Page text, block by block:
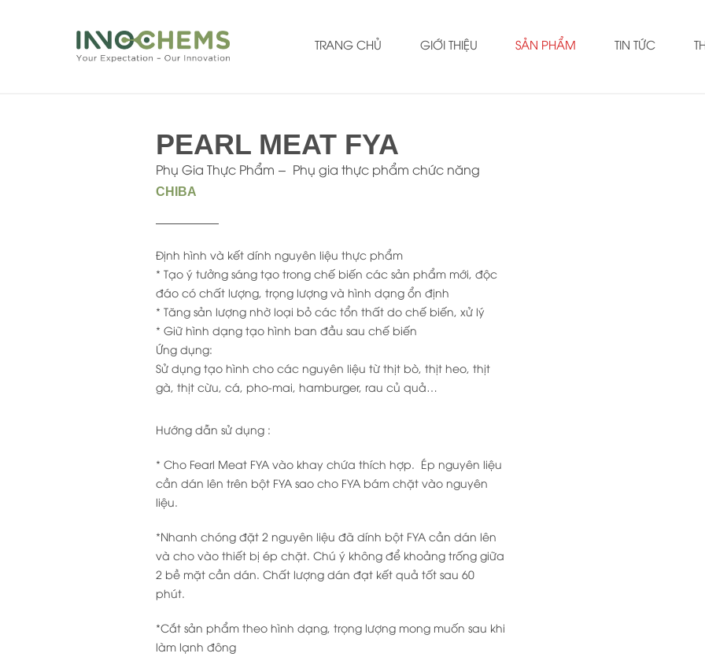
TRANG CHỦ GIỚI THIỆU SẢN PHẨM TIN TỨC
PEARL MEAT FYA
Phụ Gia Thực Phẩm Phụ gia thực phẩm chức năng
CHIBA
Định hình và kết dính nguyên liệu thực phẩm
* Tạo ý tưởng sáng tạo trong chế biến các sản phẩm mới, độc
đáo có chất lượng, trọng lượng và hình dạng ổn định
* Tăng sản lượng nhờ loại bỏ các tổn thất do chế biến, xử lý
* Giữ hình dạng tạo hình ban đầu sau chế biến
Ứng dụng:
Sử dụng tạo hình cho các nguyên liệu từ thịt bò, thịt heo, thịt
gà, thịt cừu, cá, pho-mai, hamburger, rau củ quả…
Hướng dẫn sử dụng :
* Cho Fearl Meat FYA vào khay chứa thích hợp. Ép nguyên liệu
cần dán lên trên bột FYA sao cho FYA bám chặt vào nguyên
liệu.
*Nhanh chóng đặt 2 nguyên liệu đã dính bột FYA cần dán lên
và cho vào thiết bị ép chặt. Chú ý không để khoảng trống giữa
2 bề mặt cần dán. Chất lượng dán đạt kết quả tốt sau 60
phút.
*Cắt sản phẩm theo hình dạng, trọng lượng mong muốn sau khi
làm lạnh đông